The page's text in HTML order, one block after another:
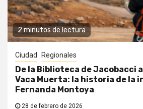
2 minutos de lectura
Ciudad Regionales
De la Biblioteca de Jacobacci
Vaca Muerta: la historia de la
Fernanda Montoya
28 de febrero de 2026